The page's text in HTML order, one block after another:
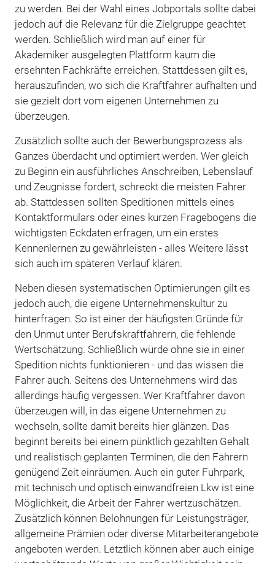
zu werden. Bei der Wahl eines Jobportals sollte dabei
jedoch auf die Relevanz für die Zielgruppe geachtet
werden. Schließlich wird man auf einer für
Akademiker ausgelegten Plattform kaum die
ersehnten Fachkräfte erreichen. Stattdessen gilt es,
herauszufinden, wo sich die Kraftfahrer aufhalten und
sie gezielt dort vom eigenen Unternehmen zu
überzeugen.
Zusätzlich sollte auch der Bewerbungsprozess als
Ganzes überdacht und optimiert werden. Wer gleich
zu Beginn ein ausführliches Anschreiben, Lebenslauf
und Zeugnisse fordert, schreckt die meisten Fahrer
ab. Stattdessen sollten Speditionen mittels eines
Kontaktformulars oder eines kurzen Fragebogens die
wichtigsten Eckdaten erfragen, um ein erstes
Kennenlernen zu gewährleisten - alles Weitere lässt
sich auch im späteren Verlauf klären.
Neben diesen systematischen Optimierungen gilt es
jedoch auch, die eigene Unternehmenskultur zu
hinterfragen. So ist einer der häufigsten Gründe für
den Unmut unter Berufskraftfahrern, die fehlende
Wertschätzung. Schließlich würde ohne sie in einer
Spedition nichts funktionieren - und das wissen die
Fahrer auch. Seitens des Unternehmens wird das
allerdings häufig vergessen. Wer Kraftfahrer davon
überzeugen will, in das eigene Unternehmen zu
wechseln, sollte damit bereits hier glänzen. Das
beginnt bereits bei einem pünktlich gezahlten Gehalt
und realistisch geplanten Terminen, die den Fahrern
genügend Zeit einräumen. Auch ein guter Fuhrpark,
mit technisch und optisch einwandfreien Lkw ist eine
Möglichkeit, die Arbeit der Fahrer wertzuschätzen.
Zusätzlich können Belohnungen für Leistungsträger,
allgemeine Prämien oder diverse Mitarbeiterangebote
angeboten werden. Letztlich können aber auch einige